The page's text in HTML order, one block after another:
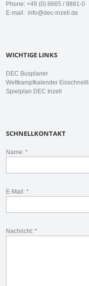
Phone: +49 (0) 8665 / 9881-0
E-mail: info@dec-inzell.de
WICHTIGE LINKS
DEC Busplaner
Wettkampfkalender
Spielplan DEC Inzell
SCHNELLKONTAKT
Name: *
E-Mail: *
Nachricht: *